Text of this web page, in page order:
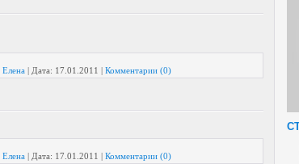
Елена | Дата: 17.01.2011 | Комментарии (0)
Елена | Дата: 17.01.2011 | Комментарии (0)